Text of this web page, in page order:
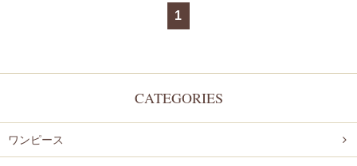
1
CATEGORIES
ワンピース